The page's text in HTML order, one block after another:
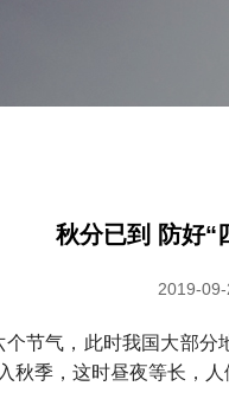
秋分已到 防好“
2019-09-
节气，此时我国大部分
季，这时昼夜等长，人